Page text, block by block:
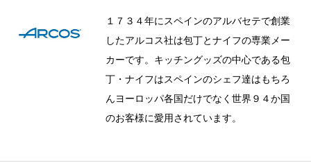
１７３４年にスペインのアルバセテで創業
したアルコス社は包丁とナイフの専業メー
カーです。キッチングッズの中心である包
丁・ナイフはスペインのシェフ達はもちろ
んヨーロッパ各国だけでなく世界９４か国
のお客様に愛用されています。